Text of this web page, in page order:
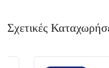
Σχετικές